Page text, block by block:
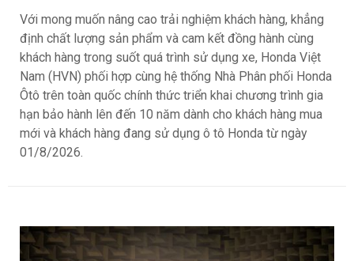
Với mong muốn nâng cao trải nghiệm khách hàng, khẳng
định chất lượng sản phẩm và cam kết đồng hành cùng
khách hàng trong suốt quá trình sử dụng xe, Honda Việt
Nam (HVN) phối hợp cùng hệ thống Nhà Phân phối Honda
Ôtô trên toàn quốc chính thức triển khai chương trình gia
hạn bảo hành lên đến 10 năm dành cho khách hàng mua
mới và khách hàng đang sử dụng ô tô Honda từ ngày
01/8/2026.